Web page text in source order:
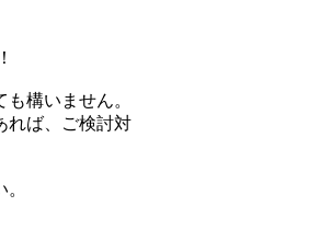
構いません。
れば、ご検討対